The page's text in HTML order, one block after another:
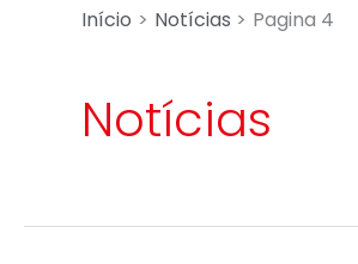
Início Notícias Pagina 4
Notícias